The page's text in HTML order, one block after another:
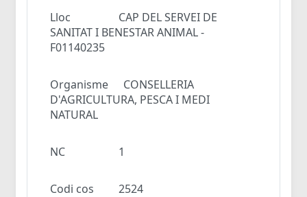
Lloc
CAP DEL SERVEI DE
SANITAT I BENESTAR ANIMAL -
F01140235
Organisme
CONSELLERIA
D'AGRICULTURA, PESCA I MEDI
NATURAL
NC 1
Codi cos 2524